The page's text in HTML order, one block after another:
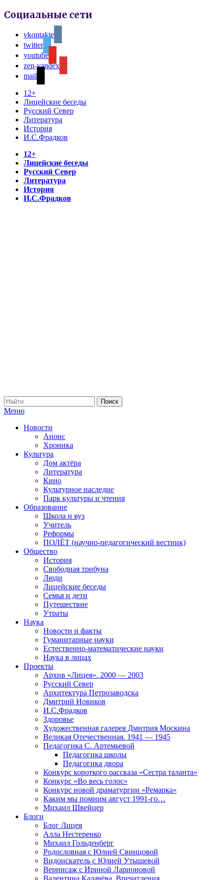
Социальные сети
vkontakte
twitter
youtube
zen-yandex
mail
12+
Лицейские беседы
Русский Север
Литература
История
И.С.Фрадков
12+
Лицейские беседы
Русский Север
Литература
История
И.С.Фрадков
Меню
Новости
Анонс
Хроника
Культура
Дом актёра
Литература
Кино
Культурное наследие
Парк культуры и чтения
Образование
Школа и вуз
Учитель
Реформы
ПОЛЁТ (научно-педагогический вестник)
Общество
История
Свободная трибуна
Люди
Лицейские беседы
Семья и дети
Путешествие
Утраты
Наука
Новости и факты
Гуманитарные науки
Естественно-математические науки
Наука в лицах
Проекты
Архив «Лицея». 2000 — 2003
Русский Север
Архитектура Петрозаводска
Дмитрий Новиков
И.С.Фрадков
Здоровье
Художественная галерея Дмитрия Москина
Великая Отечественная. 1941 — 1945
Педагогика С. Артемьевой
Педагогика школы
Педагогика двора
Конкурс короткого рассказа «Сестра таланта»
Конкурс «Во весь голос»
Конкурс новой драматургии «Ремарка»
Каким мы помним август 1991-го…
Михаил Швейцер
Блоги
Блог Лицея
Алла Нестеренко
Михаил Гольденберг
Родословная с Юлией Свинцовой
Видоискатель с Юлией Утышевой
Вернисаж с Ириной Ларионовой